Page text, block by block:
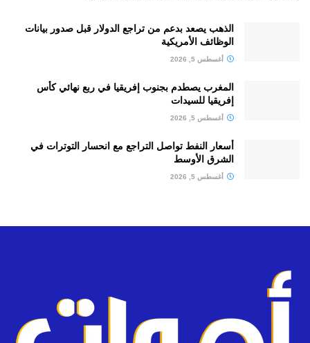
الذهب يصعد بدعم من تراجع الدولار قبل صدور بيانات
الوظائف الأمريكية
أغسطس 5, 2026
المغرب يصطدم بجنوب إفريقيا في ربع نهائي كأس
إفريقيا للسيدات
أغسطس 5, 2026
أسعار النفط تواصل التراجع مع انحسار التوترات في
الشرق الأوسط
أغسطس 5, 2026